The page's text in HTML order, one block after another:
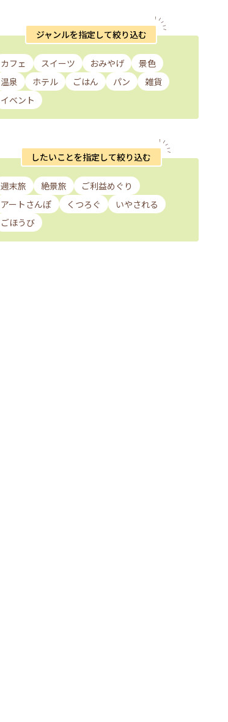
ジャンルを指定して絞り込む
カフェ スイーツ おみやげ
景色
温泉
ホテル ごはん パン
雑貨
イベント
したいことを指定して絞り込む
週末旅 絶景旅
ご利益めぐり
アートさんぽ
くつろぐ
いやされる
ごほうび